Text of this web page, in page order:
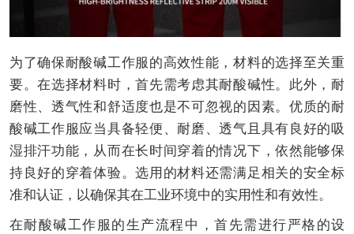
为了确保耐酸碱工作服的高效性能，材料的选择至关重
要。在选择材料时，首先需考虑其耐酸碱性。此外，耐
磨性、透气性和舒适度也是不可忽视的因素。优质的耐
酸碱工作服应当具备轻便、耐磨、透气且具有良好的吸
湿排汗功能，从而在长时间穿着的情况下，依然能够保
持良好的穿着体验。选用的材料还需满足相关的安全标
准和认证，以确保其在工业环境中的实用性和有效性。
在耐酸碱工作服的生产流程中，首先需进行严格的设